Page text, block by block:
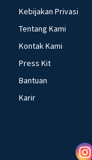
Kebijakan Privasi
Tentang Kami
Kontak Kami
Press Kit
Bantuan
Karir